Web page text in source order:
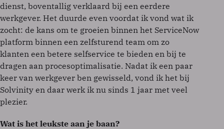
dienst, boventallig verklaard bij een eerdere
werkgever. Het duurde even voordat ik vond wat ik
zocht: de kans om te groeien binnen het ServiceNow
platform binnen een zelfsturend team om zo
klanten een betere selfservice te bieden en bij te
dragen aan procesoptimalisatie. Nadat ik een paar
keer van werkgever ben gewisseld, vond ik het bij
Solvinity en daar werk ik nu sinds 1 jaar met veel
plezier.
Wat is het leukste aan je baan?